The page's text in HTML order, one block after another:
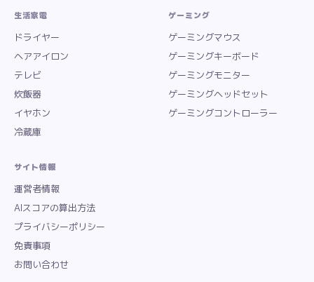
生活家電
ドライヤー
ヘアアイロン
テレビ
炊飯器
イヤホン
冷蔵庫
ゲーミング
ゲーミングマウス
ゲーミングキーボード
ゲーミングモニター
ゲーミングヘッドセット
ゲーミングコントローラー
サイト情報
運営者情報
AIスコアの算出方法
プライバシーポリシー
免責事項
お問い合わせ